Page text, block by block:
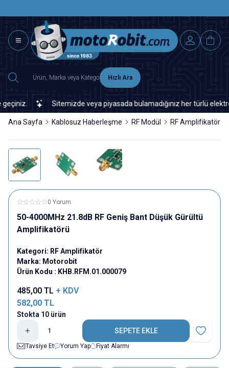
Hızlı Ara
Sitemizde veya piyasada bulamadığınız her türlü
Ana Sayfa Kablosuz Haberleşme RF Modül RF Amplifikatör
0 Yorum
50-4000MHz 21.8dB RF Geniş Bant Düşük Gürültü
Amplifikatörü
Kategori: RF Amplifikatör
Marka: Motorobit
Ürün Kodu : KHB.RFM.01.000079
485,00 TL + KDV
582,00 TL
Stokta 10 ürün
SEPETE EKLE
Favoriye
Tavsiye Et
Yorum Yap Fiyat Alarmı